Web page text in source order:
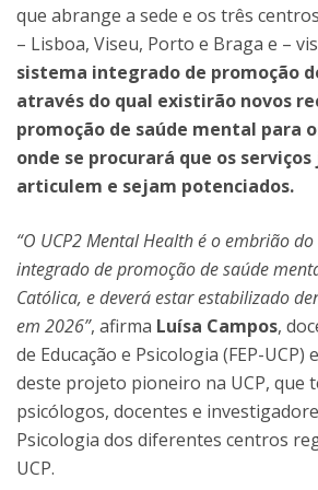
que abrange a sede e os três
– Lisboa, Viseu, Porto e Braga e –
sistema integrado de promoção
através do qual existirão novos
promoção de saúde mental para
onde se procurará que os
articulem e sejam potenciados.
“O UCP2 Mental Health é o embrião
integrado de promoção de saúde
Católica, e deverá estar estabilizado
em 2026”, afirma Luísa Campos,
de Educação e Psicologia (FEP-UCP)
deste projeto pioneiro na UCP, que
psicólogos, docentes e
Psicologia dos diferentes centros
UCP.